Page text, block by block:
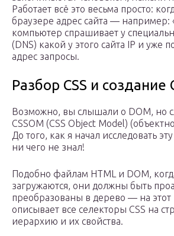
Работает всё это весьма просто:
браузере адрес сайта —
компьютер спрашивает у
(DNS) какой у этого сайта IP и уже
адрес запросы.
Разбор CSS и создание
Возможно, вы слышали о DOM, но
CSSOM (CSS Object Model)
До того, как я начал исследовать
ни чего не знал!
Подобно файлам HTML и DOM,
загружаются, они должны быть
преобразованы в дерево — на этот
описывает все селекторы CSS на
иерархию и их свойства.